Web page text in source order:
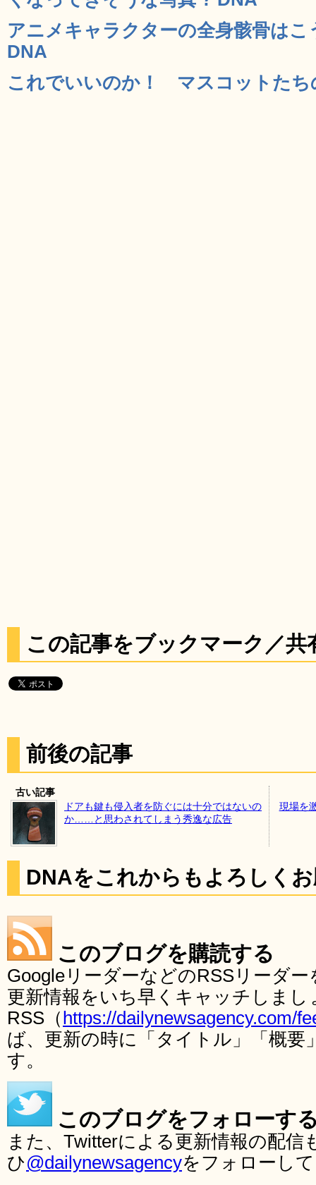
アニメキャラクターの全身骸骨は
DNA
これでいいのか！ マスコットたち
この記事をブックマーク／共
前後の記事
古い記事
ドアも鍵も侵入者を防ぐには十分ではないの
か……と思わされてしまう秀逸な広告
現場を
DNAをこれからもよろしく
このブログを購読する
GoogleリーダーなどのRSSリーダ
更新情報をいち早くキャッチしま
RSS（ https://dailynewsagency.com/
ば、更新の時に「タイトル」「概要
す。
このブログをフォローす
また、Twitterによる更新情報の配
ひ@dailynewsagencyをフォローし